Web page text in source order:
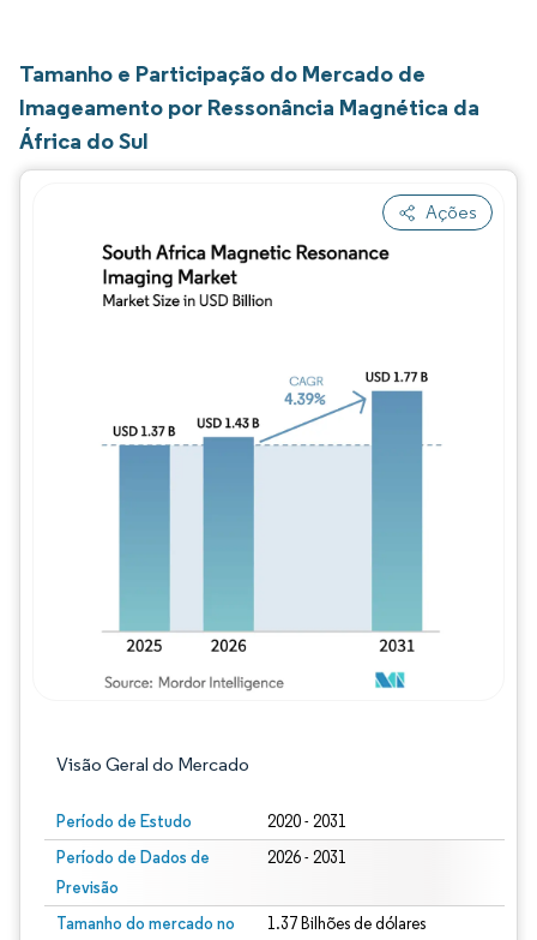
Tamanho e Participação do Mercado de
Imageamento por Ressonância Magnética da
África do Sul
Ações
Visão Geral do Mercado
Período de Estudo 2020 - 2031
Período de Dados de
Previsão
2026 - 2031
Tamanho do mercado no
1.37 Bilhões de dólares